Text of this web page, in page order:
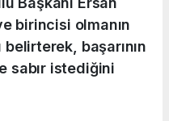
birincisi olmanın
belirterek, başarının
sabır istediğini